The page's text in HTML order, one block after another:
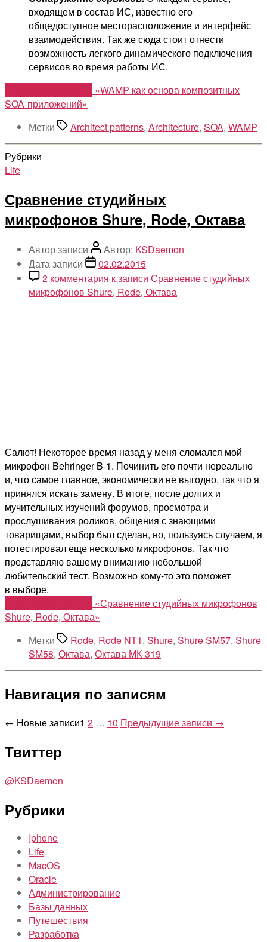
входящем в состав ИС, известно его
общедоступное месторасположение и интерфейс
взаимодействия. Так же сюда стоит отнести
возможность легкого динамического подключения
сервисов во время работы ИС.
«WAMP как основа композитных
SOA-приложений»
Метки
Architect patterns, Architecture, SOA, WAMP
Рубрики
Life
Сравнение студийных
микрофонов Shure, Rode, Октава
Автор записи Автор: KSDaemon
Дата записи
02.02.2015
2 комментария к записи Сравнение студийных
микрофонов Shure, Rode, Октава
Салют! Некоторое время назад у меня сломался мой
микрофон Behringer B-1. Починить его почти нереально
и, что самое главное, экономически не выгодно, так что я
принялся искать замену. В итоге, после долгих и
мучительных изучений форумов, просмотра и
прослушивания роликов, общения с знающими
товарищами, выбор был сделан, но, пользуясь случаем, я
потестировал еще несколько микрофонов. Так что
представляю вашему вниманию небольшой
любительский тест. Возможно кому-то это поможет
в выборе.
«Сравнение студийных микрофонов
Shure, Rode, Октава»
Метки
Rode, Rode NT1, Shure, Shure SM57, Shure
SM58, Октава, Октава МК-319
Навигация по записям
← Новыезаписи1 2 … 10 Предыдущиезаписи →
Твиттер
@KSDaemon
Рубрики
Iphone
Life
MacOS
Oracle
Администрирование
Базы данных
Путешествия
Разработка